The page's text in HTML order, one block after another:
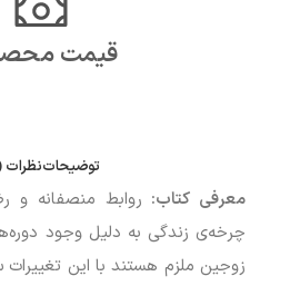
قیمت
توضیحاتنظرات
معرفی کتاب: روابط منصفانه و
چرخه‌ی زندگی به دلیل وجود
زوجین ملزم هستند با این